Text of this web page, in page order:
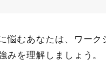
悩むあなたは、ワーク
みを理解しましょう。